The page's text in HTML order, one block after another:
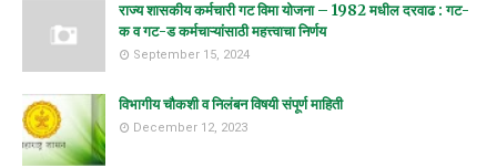
राज्य शासकीय कर्मचारी गट विमा योजना – 1982 मधील दरवाढ : गट-
क व गट-ड कर्मचाऱ्यांसाठी महत्त्वाचा निर्णय
September 15, 2024
विभागीय चौकशी व निलंबन विषयी संपूर्ण माहिती
December 12, 2023